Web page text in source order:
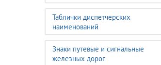
Таблички диспетчерских
наименований
Знаки путевые и сигнальные
железных дорог